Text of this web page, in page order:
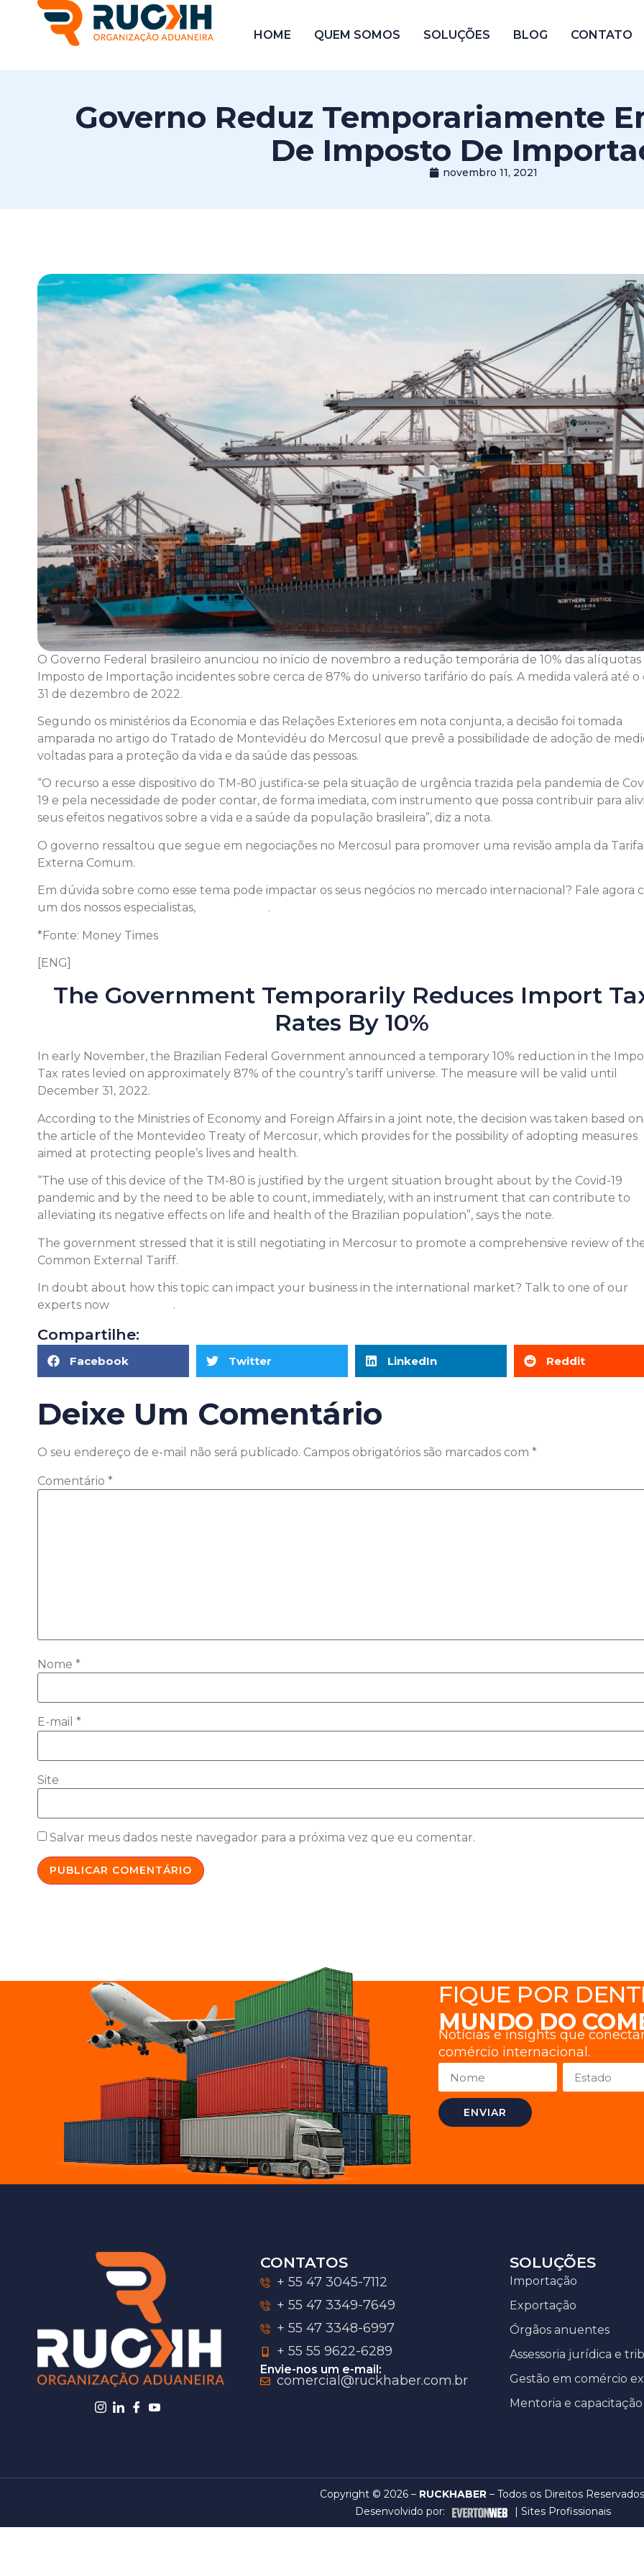
HOME QUEM SOMOS SOLUÇÕES BLOG CONTATO
Governo Reduz Temporariamente
De Imposto De
novembro 11, 2021
O Governo Federal brasileiro anunciou no início de novembro a redução temporária de 10% das alíquotas
Imposto de Importação incidentes sobre cerca de 87% do universo tarifário do país. A medida valerá até o
31 de dezembro de 2022.
Segundo os ministérios da Economia e das Relações Exteriores em nota conjunta, a decisão foi tomada
amparada no artigo do Tratado de Montevidéu do Mercosul que prevê a possibilidade de adoção de
voltadas para a proteção da vida e da saúde das pessoas.
“O recurso a esse dispositivo do TM-80 justifica-se pela situação de urgência trazida pela pandemia de
19 e pela necessidade de poder contar, de forma imediata, com instrumento que possa contribuir para
seus efeitos negativos sobre a vida e a saúde da população brasileira”, diz a nota.
O governo ressaltou que segue em negociações no Mercosul para promover uma revisão ampla da Tarifa
Externa Comum.
Em dúvida sobre como esse tema pode impactar os seus negócios no mercado internacional? Fale agora
um dos nossos especialistas,
.
*Fonte: Money Times
[ENG]
The Government Temporarily Reduces Import
Rates By 10%
In early November, the Brazilian Federal Government announced a temporary 10% reduction in the
Tax rates levied on approximately 87% of the country’s tariff universe. The measure will be valid until
December 31, 2022.
According to the Ministries of Economy and Foreign Affairs in a joint note, the decision was taken based on
the article of the Montevideo Treaty of Mercosur, which provides for the possibility of adopting measures
aimed at protecting people’s lives and health.
“The use of this device of the TM-80 is justified by the urgent situation brought about by the Covid-19
pandemic and by the need to be able to count, immediately, with an instrument that can contribute to
alleviating its negative effects on life and health of the Brazilian population”, says the note.
The government stressed that it is still negotiating in Mercosur to promote a comprehensive review of
Common External Tariff.
In doubt about how this topic can impact your business in the international market? Talk to one of our
experts now
.
Compartilhe:
Facebook Twitter LinkedIn Reddit
Deixe Um Comentário
O seu endereço de e-mail não será publicado. Campos obrigatórios são marcados com *
Comentário *
Nome *
E-mail *
Site
Salvar meus dados neste navegador para a próxima vez que eu comentar.
É com muita satisfação que
estamos aqui dando nosso
Confiança e seriedade faz toda a
diferença no relacionamento
fornecedor e cliente. A APC do
empenho e disposição que esta
Atendimento, qualidade,
Pedro Holdefer
FIQUE POR
MUNDO DO
Notícias e insights que
comércio internacional.
ENVIAR
CONTATOS
+ 55 47 3045-7112
+ 55 47 3349-7649
+ 55 47 3348-6997
+ 55 55 9622-6289
Envie-nos um e-mail:
comercial@ruckhaber.com.br
SOLUÇÕES
Importação
Exportação
Órgãos anuentes
Assessoria jurídica e
Gestão em comércio
Mentoria e capacitação
Copyright © 2026 – RUCKHABER– Todos os Direitos
Desenvolvido por:
|Sites Profissionais